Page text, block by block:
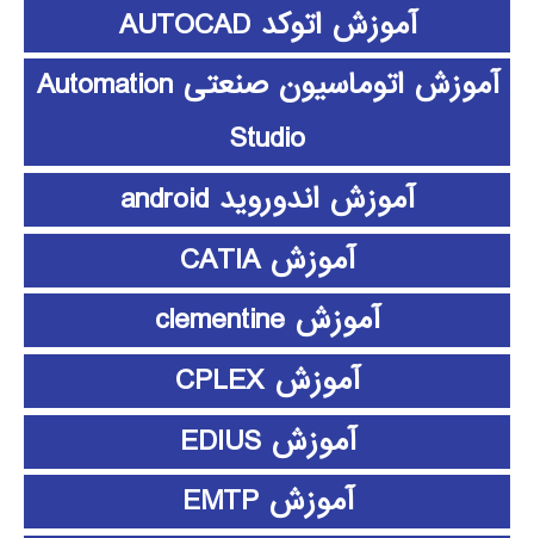
آموزش اتوکد AUTOCAD
آموزش اتوماسیون صنعتی Automation
Studio
آموزش اندوروید android
آموزش CATIA
آموزش clementine
آموزش CPLEX
آموزش EDIUS
آموزش EMTP